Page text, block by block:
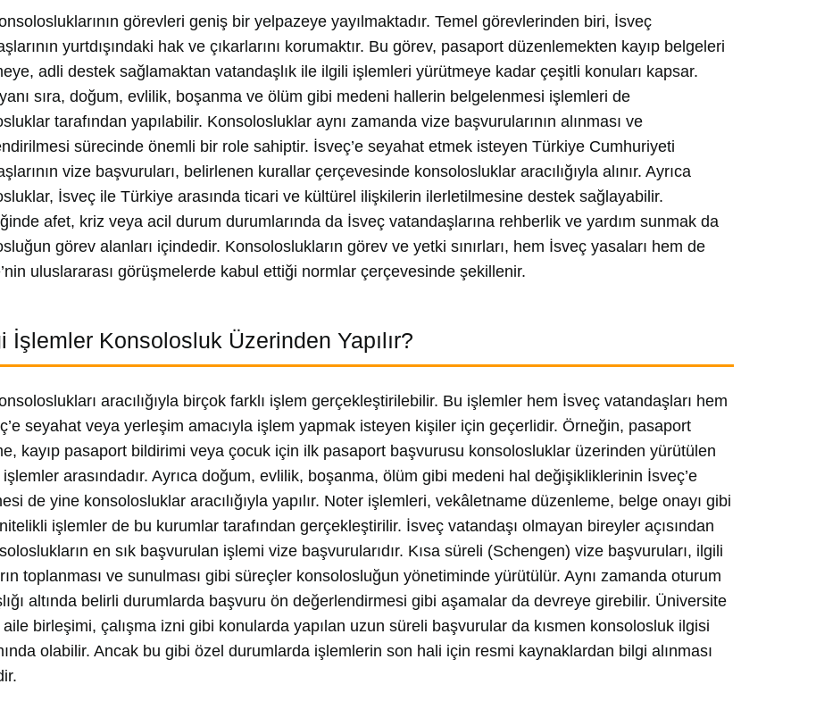
görevleri geniş bir yelpazeye yayılmaktadır. Temel görevlerinden biri, İsveç
yurtdışındaki hak ve çıkarlarını korumaktır. Bu görev, pasaport düzenlemekten kayıp belgeleri
adli destek sağlamaktan vatandaşlık ile ilgili işlemleri yürütmeye kadar çeşitli konuları kapsar.
sıra, doğum, evlilik, boşanma ve ölüm gibi medeni hallerin belgelenmesi işlemleri de
tarafından yapılabilir. Konsolosluklar aynı zamanda vize başvurularının alınması ve
sürecinde önemli bir role sahiptir. İsveç’e seyahat etmek isteyen Türkiye Cumhuriyeti
vize başvuruları, belirlenen kurallar çerçevesinde konsolosluklar aracılığıyla alınır. Ayrıca
İsveç ile Türkiye arasında ticari ve kültürel ilişkilerin ilerletilmesine destek sağlayabilir.
afet, kriz veya acil durum durumlarında da İsveç vatandaşlarına rehberlik ve yardım sunmak da
görev alanları içindedir. Konsoloslukların görev ve yetki sınırları, hem İsveç yasaları hem de
uluslararası görüşmelerde kabul ettiği normlar çerçevesinde şekillenir.
İşlemler Konsolosluk Üzerinden Yapılır?
aracılığıyla birçok farklı işlem gerçekleştirilebilir. Bu işlemler hem İsveç vatandaşları hem
seyahat veya yerleşim amacıyla işlem yapmak isteyen kişiler için geçerlidir. Örneğin, pasaport
kayıp pasaport bildirimi veya çocuk için ilk pasaport başvurusu konsolosluklar üzerinden yürütülen
işlemler arasındadır. Ayrıca doğum, evlilik, boşanma, ölüm gibi medeni hal değişikliklerinin İsveç’e
de yine konsolosluklar aracılığıyla yapılır. Noter işlemleri, vekâletname düzenleme, belge onayı gibi
işlemler de bu kurumlar tarafından gerçekleştirilir. İsveç vatandaşı olmayan bireyler açısından
en sık başvurulan işlemi vize başvurularıdır. Kısa süreli (Schengen) vize başvuruları, ilgili
toplanması ve sunulması gibi süreçler konsolosluğun yönetiminde yürütülür. Aynı zamanda oturum
altında belirli durumlarda başvuru ön değerlendirmesi gibi aşamalar da devreye girebilir. Üniversite
birleşimi, çalışma izni gibi konularda yapılan uzun süreli başvurular da kısmen konsolosluk ilgisi
olabilir. Ancak bu gibi özel durumlarda işlemlerin son hali için resmi kaynaklardan bilgi alınması